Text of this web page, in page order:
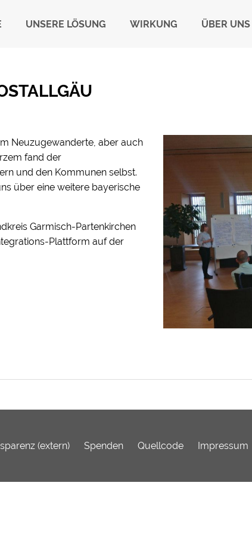
UNSERE LÖSUNG WIRKUNG ÜBER UNS
Neuzugewanderte, aber auch
fand der
und den Kommunen selbst.
über eine weitere bayerische
Garmisch-Partenkirchen
Plattform auf der
(extern) Spenden Quellcode Impressum